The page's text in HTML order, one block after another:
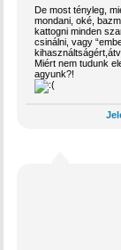
De most tényleg,
mondani, oké,
kattogni minden
csinálni, vagy
Miért nem tudunk
agyunk?!